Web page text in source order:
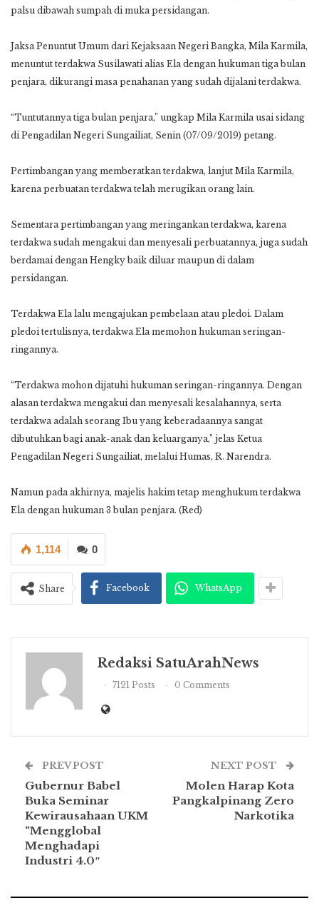
palsu dibawah sumpah di muka persidangan.
Jaksa Penuntut Umum dari Kejaksaan Negeri Bangka, Mila Karmila,
menuntut terdakwa Susilawati alias Ela dengan hukuman tiga bulan
penjara, dikurangi masa penahanan yang sudah dijalani terdakwa.
“Tuntutannya tiga bulan penjara,” ungkap Mila Karmila usai sidang
di Pengadilan Negeri Sungailiat, Senin (07/09/2019) petang.
Pertimbangan yang memberatkan terdakwa, lanjut Mila Karmila,
karena perbuatan terdakwa telah merugikan orang lain.
Sementara pertimbangan yang meringankan terdakwa, karena
terdakwa sudah mengakui dan menyesali perbuatannya, juga sudah
berdamai dengan Hengky baik diluar maupun di dalam
persidangan.
Terdakwa Ela lalu mengajukan pembelaan atau pledoi. Dalam
pledoi tertulisnya, terdakwa Ela memohon hukuman seringan-
ringannya.
“Terdakwa mohon dijatuhi hukuman seringan-ringannya. Dengan
alasan terdakwa mengakui dan menyesali kesalahannya, serta
terdakwa adalah seorang Ibu yang keberadaannya sangat
dibutuhkan bagi anak-anak dan keluarganya,” jelas Ketua
Pengadilan Negeri Sungailiat, melalui Humas, R. Narendra.
Namun pada akhirnya, majelis hakim tetap menghukum terdakwa
Ela dengan hukuman 3 bulan penjara. (Red)
0
1,114
Share Facebook WhatsApp
Redaksi SatuArahNews
7121 Posts 0 Comments
PREV POST
Gubernur Babel
Buka Seminar
Kewirausahaan UKM
“Mengglobal
Menghadapi
Industri 4.0″
NEXT POST
Molen Harap Kota
Pangkalpinang Zero
Narkotika